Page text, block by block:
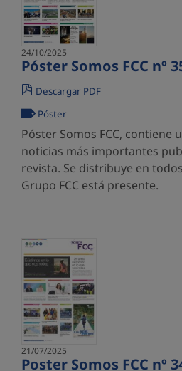
24/10/2025
Póster Somos FCC nº
Descargar PDF
Póster
Póster Somos FCC, contiene
noticias más importantes
revista. Se distribuye en
Grupo FCC está presente.
21/07/2025
Poster Somos FCC nº